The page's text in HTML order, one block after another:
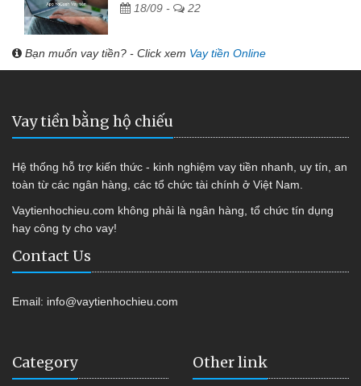
18/09 - 22
Bạn muốn vay tiền? - Click xem Vay tiền Online
Vay tiền bằng hộ chiếu
Hệ thống hỗ trợ kiến thức - kinh nghiệm vay tiền nhanh, uy tín, an
toàn từ các ngân hàng, các tổ chức tài chính ở Việt Nam.
Vaytienhochieu.com không phải là ngân hàng, tổ chức tín dụng
hay công ty cho vay!
Contact Us
Email: info@vaytienhochieu.com
Category Other link